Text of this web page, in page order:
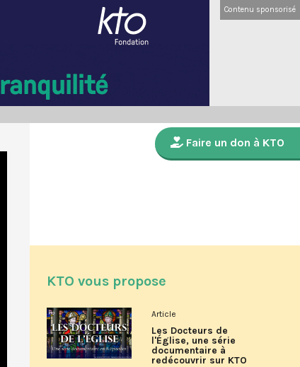
Contenu sponsorisé
Faire un don à KTO
KTO vous propose
Article
Les Docteurs de
l'Église, une série
documentaire à
redécouvrir sur KTO